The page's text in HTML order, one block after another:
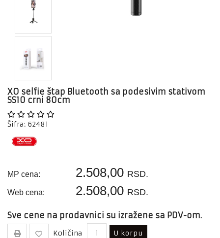
Konfigurator
XO selfie štap Bluetooth sa podesivim stativom
SS10 crni 80cm
Šifra: 62481
MP cena: 2.508,00 RSD.
Web cena: 2.508,00 RSD.
Sve cene na prodavnici su izražene sa PDV-om.
Količina U korpu